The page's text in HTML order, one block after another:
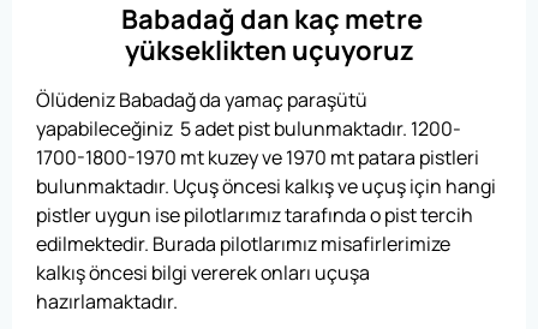
Babadağ dan kaç metre
yükseklikten uçuyoruz
Ölüdeniz Babadağ da yamaç paraşütü
yapabileceğiniz 5 adet pist bulunmaktadır. 1200-
1700-1800-1970 mt kuzey ve 1970 mt patara pistleri
bulunmaktadır. Uçuş öncesi kalkış ve uçuş için hangi
pistler uygun ise pilotlarımız tarafında o pist tercih
edilmektedir. Burada pilotlarımız misafirlerimize
kalkış öncesi bilgi vererek onları uçuşa
hazırlamaktadır.